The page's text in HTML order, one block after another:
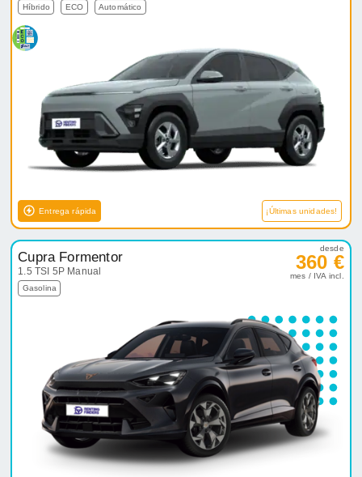
Híbrido ECO Automático
Entrega rápida ¡Últimas unidades!
Cupra Formentor
1.5 TSI 5P Manual
Gasolina
desde
360 €
mes / IVA incl.